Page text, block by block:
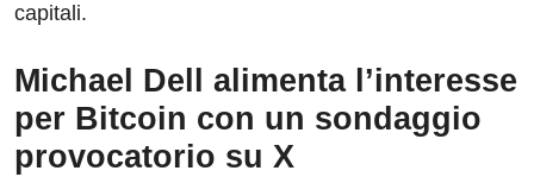
capitali.
Michael Dell alimenta l’interesse
per Bitcoin con un sondaggio
provocatorio su X